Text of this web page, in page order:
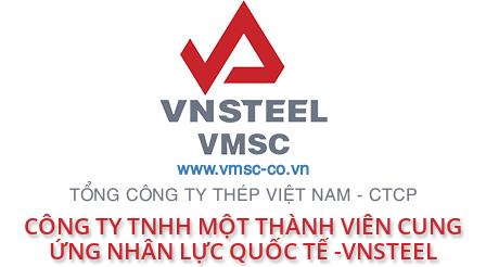
www.vmsc-co.vn
TỔNG CÔNG TY THÉP VIỆT NAM - CTCP
CÔNG TY TNHH MỘT THÀNH VIÊN CUNG
ỨNG NHÂN LỰC QUỐC TẾ -VNSTEEL